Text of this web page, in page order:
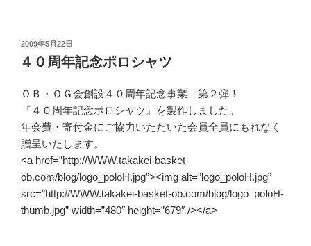
投
稿
日:
2009年5月22日
４０周年記念ポロシャツ
ＯＢ・ＯＧ会創設４０周年記念事業 第２弾！
『４０周年記念ポロシャツ』を製作しました。
年会費・寄付金にご協力いただいた会員全員にもれなく
贈呈いたします。
<a href=”http://WWW.takakei-basket-
ob.com/blog/logo_poloH.jpg”><img alt=”logo_poloH.jpg”
src=”http://WWW.takakei-basket-ob.com/blog/logo_poloH-
thumb.jpg” width=”480″ height=”679″ /></a>